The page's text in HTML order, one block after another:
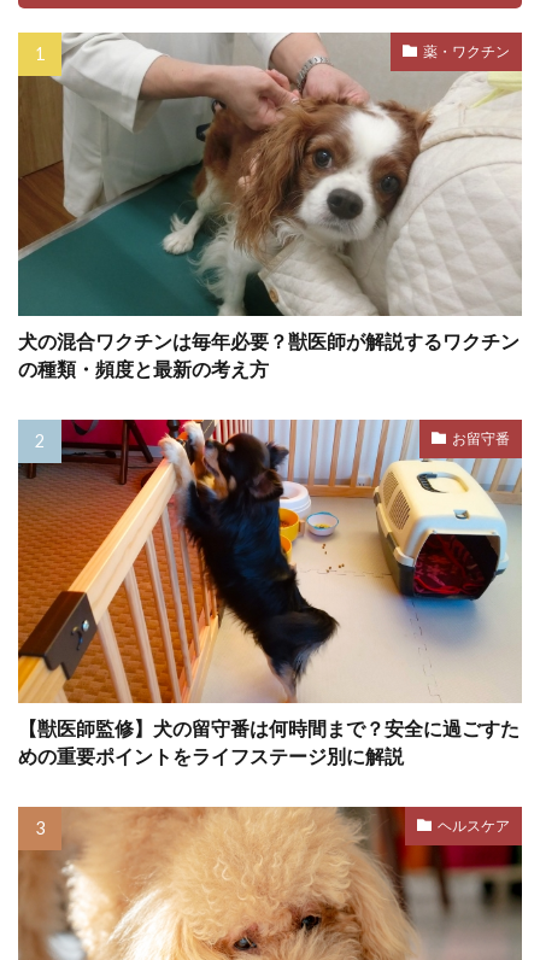
ポイント
ポジティブ
ポジティブトレーニング
ポジティブループ
ポジティブ・トレーニング
ポジティブ・リインフォースメント
ポジティブ強化
マウンティング
マズル
マズルコントロール
マダニ
マッサージ
マナー
マナーウェア
マナーベルト
マネジメント
マラセチア
マンション
マンション暮らし
マーカー
ミックストコフェロール
メカニズム
メッセージ
メリット
メンタル
メンタルケア
モンローウォーク
ユーストレス
ライフスタイル
ライフステージ
ライム病
ラダーオブアグレッション
ラダー・オブ・アグレッション
リスクヘッジ
リズム
リソースガーディング
リダイレクション
リップラッキング
リハビリ
リラックス
リーシュリアクティビティ
リーダー
リーダーウォーク
リード
リードショック
リードトレーニング
リード・ディップ
薬・ワクチン
犬の混合ワクチンは毎年必要？獣医師が解説するワクチン
の種類・頻度と最新の考え方
お留守番
【獣医師監修】犬の留守番は何時間まで？安全に過ごすた
めの重要ポイントをライフステージ別に解説
ヘルスケア